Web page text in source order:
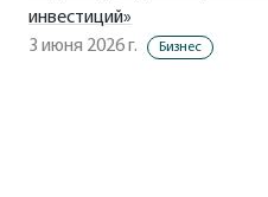
инвестиций»
3 июня 2026 г.
Бизнес